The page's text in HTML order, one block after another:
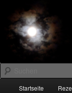
primären
Inhalt
springenDARK-
Suchen
Startseite